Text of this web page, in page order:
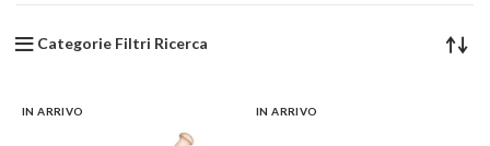
Categorie Filtri Ricerca
IN ARRIVO IN ARRIVO